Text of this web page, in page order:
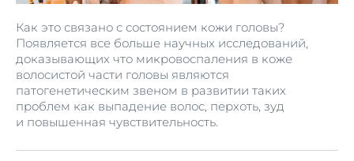
Как это связано с состоянием кожи головы?
Появляется все больше научных исследований,
доказывающих что микровоспаления в коже
волосистой части головы являются
патогенетическим звеном в развитии таких
проблем как выпадение волос, перхоть, зуд
и повышенная чувствительность.